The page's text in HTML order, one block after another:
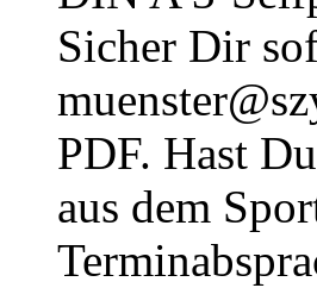
Sicher Dir
PDF. Hast
aus dem